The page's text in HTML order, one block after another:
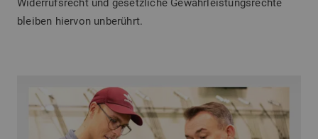
Widerrufsrecht und gesetzliche Gewährleistungsrechte
bleiben hiervon unberührt.